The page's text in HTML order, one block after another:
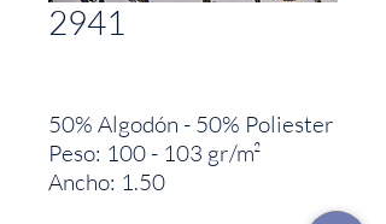
2941
50% Algodón - 50% Poliester
Peso: 100 - 103 gr/m²
Ancho: 1.50